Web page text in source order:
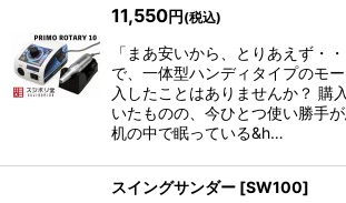
並び順:
絞り込む
11,550円 (税込)
「まあ安いから、とりあえず・
で、一体型ハンディタイプのモ
入したことはありませんか？ 購
いたものの、今ひとつ使い勝手
机の中で眠っている&h…
スイングサンダー [SW100]